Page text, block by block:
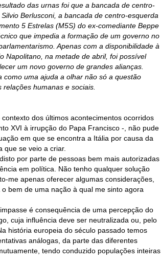
das urnas foi que a bancada de centro-
Berlusconi, a bancada de centro-esquerda
5 Estrelas (M5S) do ex-comediante Beppe
que impedia a formação de um governo no
Apenas com a disponibilidade à
Napolitano, na metade de abril, foi possível
um novo governo de grandes alianças.
como uma ajuda a olhar não só a questão
humanas e sociais.
dos últimos acontecimentos ocorridos
XVI à irrupção do Papa Francisco -, não pude
em que se encontra a Itália por causa da
que se veio a criar.
por parte de pessoas bem mais autorizadas
em política. Não tenho qualquer solução
me apenas oferecer algumas considerações,
bem de uma nação à qual me sinto agora
é consequência de uma percepção do
cuja influência deve ser neutralizada ou, pelo
história europeia do século passado temos
análogas, da parte das diferentes
tendo conduzido populações inteiras